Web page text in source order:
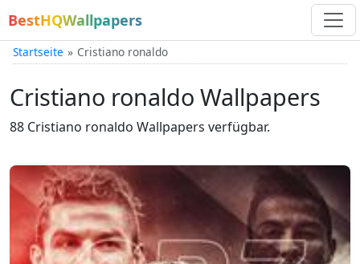
BestHQWallpapers
Startseite Cristiano ronaldo
Cristiano ronaldo Wallpapers
88 Cristiano ronaldo Wallpapers verfügbar.